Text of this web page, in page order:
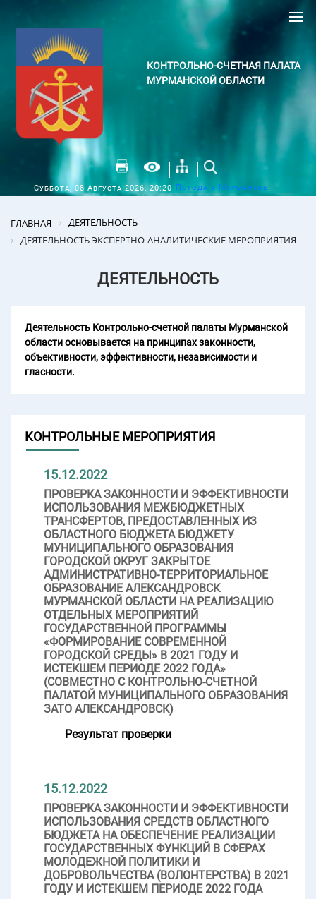
КОНТРОЛЬНО-СЧЕТНАЯ ПАЛАТА
МУРМАНСКОЙ ОБЛАСТИ
Суббота, 08 Августа 2026, 20:20 Погода в Мурманске
ГЛАВНАЯ
ДЕЯТЕЛЬНОСТЬ
ДЕЯТЕЛЬНОСТЬ ЭКСПЕРТНО-АНАЛИТИЧЕСКИЕ МЕРОПРИЯТИЯ
ДЕЯТЕЛЬНОСТЬ
Деятельность Контрольно-счетной палаты Мурманской
области основывается на принципах законности,
объективности, эффективности, независимости и
гласности.
КОНТРОЛЬНЫЕ МЕРОПРИЯТИЯ
15.12.2022
ПРОВЕРКА ЗАКОННОСТИ И ЭФФЕКТИВНОСТИ
ИСПОЛЬЗОВАНИЯ МЕЖБЮДЖЕТНЫХ
ТРАНСФЕРТОВ, ПРЕДОСТАВЛЕННЫХ ИЗ
ОБЛАСТНОГО БЮДЖЕТА БЮДЖЕТУ
МУНИЦИПАЛЬНОГО ОБРАЗОВАНИЯ
ГОРОДСКОЙ ОКРУГ ЗАКРЫТОЕ
АДМИНИСТРАТИВНО-ТЕРРИТОРИАЛЬНОЕ
ОБРАЗОВАНИЕ АЛЕКСАНДРОВСК
МУРМАНСКОЙ ОБЛАСТИ НА РЕАЛИЗАЦИЮ
ОТДЕЛЬНЫХ МЕРОПРИЯТИЙ
ГОСУДАРСТВЕННОЙ ПРОГРАММЫ
«ФОРМИРОВАНИЕ СОВРЕМЕННОЙ
ГОРОДСКОЙ СРЕДЫ» В 2021 ГОДУ И
ИСТЕКШЕМ ПЕРИОДЕ 2022 ГОДА»
(СОВМЕСТНО С КОНТРОЛЬНО-СЧЕТНОЙ
ПАЛАТОЙ МУНИЦИПАЛЬНОГО ОБРАЗОВАНИЯ
ЗАТО АЛЕКСАНДРОВСК)
Результат проверки
15.12.2022
ПРОВЕРКА ЗАКОННОСТИ И ЭФФЕКТИВНОСТИ
ИСПОЛЬЗОВАНИЯ СРЕДСТВ ОБЛАСТНОГО
БЮДЖЕТА НА ОБЕСПЕЧЕНИЕ РЕАЛИЗАЦИИ
ГОСУДАРСТВЕННЫХ ФУНКЦИЙ В СФЕРАХ
МОЛОДЕЖНОЙ ПОЛИТИКИ И
ДОБРОВОЛЬЧЕСТВА (ВОЛОНТЕРСТВА) В 2021
ГОДУ И ИСТЕКШЕМ ПЕРИОДЕ 2022 ГОДА